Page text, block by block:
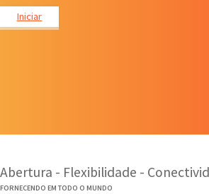
Iniciar
Abertura - Flexibilidade -
FORNECENDO EM TODO O MUNDO